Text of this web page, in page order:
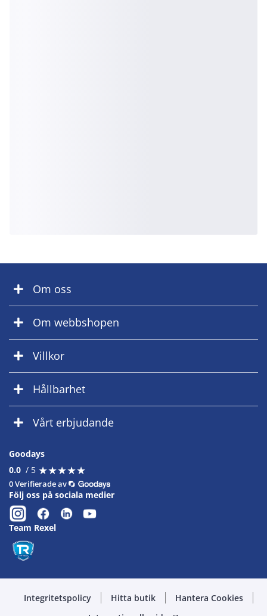
Om oss
Om webbshopen
Villkor
Hållbarhet
Vårt erbjudande
Goodays
0.0 / 5 ★★★★★
★★★★★
0 Verifierade av
Följ oss på sociala medier
Team Rexel
Integritetspolicy Hitta butik
Hantera Cookies